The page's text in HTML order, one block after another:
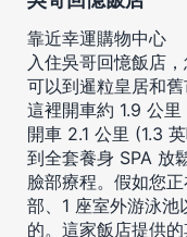
靠近幸運購物中心
入住吳哥回憶飯店
可以到暹粒皇居和
這裡開車約 1.9 公里
開車 2.1 公里 (1.3
到全套養身 SPA 放
臉部療程。假如您
部、1 座室外游泳池
的。這家飯店提供